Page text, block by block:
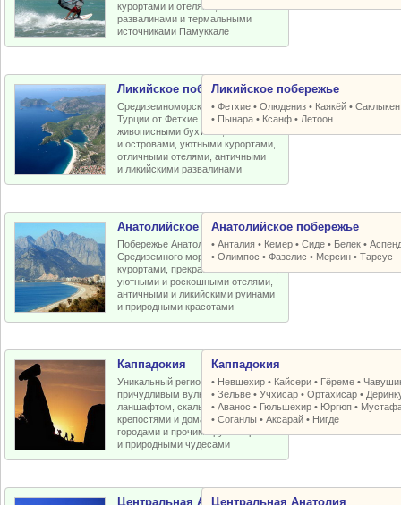
курортами и отелями, античными
развалинами и термальными
источниками Памуккале
Ликийское побережье
Средиземноморское побережье
Турции от Фетхие до Кемера с
живописными бухтами, пляжами
и островами, уютными курортами,
отличными отелями, античными
и ликийскими развалинами
Ликийское побережье
•Фетхие •Олюдениз • Каякёй •
• Пынара • Ксанф • Летоон
Анатолийское побережье
Побережье Анатолийской бухты
Средиземного моря с отличными
курортами, прекрасными пляжами,
уютными и роскошными отелями,
античными и ликийскими руинами
и природными красотами
Анатолийское побережье
•Анталия • Кемер •Сиде • Белек •
•Олимпос •Фазелис • Мерсин •Тарсус
Каппадокия
Уникальный регион Турции с
причудливым вулканическим
ланшафтом, скальными церквями,
крепостями и домами, пещерными
городами и прочими рукотворными
и природными чудесами
Каппадокия
• Невшехир • Кайсери • Гёреме •
•Зельве •Учхисар •Ортахисар •
•Аванос • Гюльшехир • Юргюп •
•Соганлы •Аксарай • Нигде
Центральная АнатолияЦентральная Анатолия